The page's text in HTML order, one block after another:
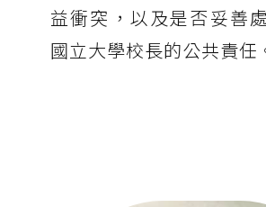
益衝突，以及是否妥善
國立大學校長的公共責任